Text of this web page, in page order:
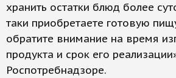
хранить остатки блюд более
таки приобретаете готовую
обратите внимание на время
продукта и срок его
Роспотребнадзоре.